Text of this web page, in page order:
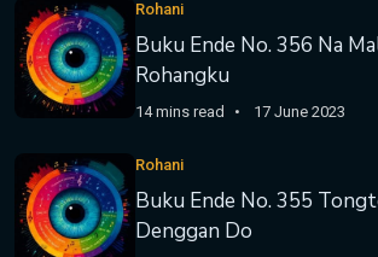
Rohani
Buku Ende No. 356 Na
Rohangku
14 mins read 17 June 2023
Rohani
Buku Ende No. 355
Denggan Do